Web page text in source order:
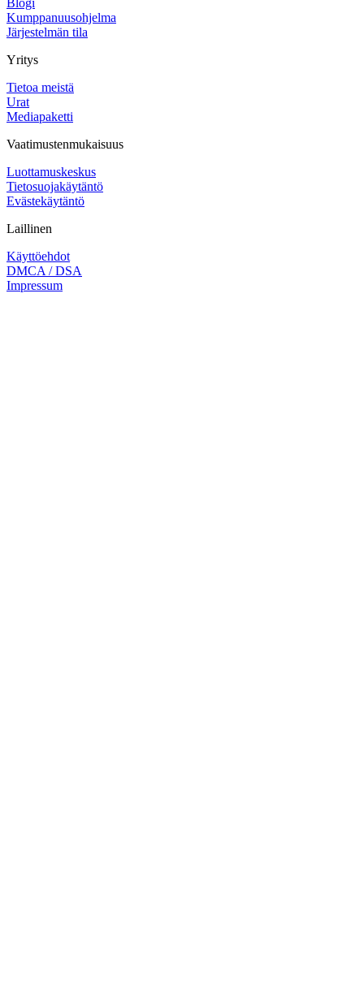
Kumppanuusohjelma
Järjestelmän tila
Yritys
Tietoa meistä
Urat
Mediapaketti
Vaatimustenmukaisuus
Luottamuskeskus
Tietosuojakäytäntö
Evästekäytäntö
Laillinen
Käyttöehdot
DMCA / DSA
Impressum